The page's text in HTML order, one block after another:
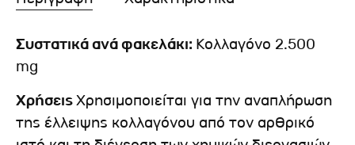
Συστατικά ανά φακελάκι: Κολλαγόνο 2.500
mg
ΧρήσειςΧρησιμοποιείται για την αναπλήρωση
της έλλειψης κολλαγόνου από τον αρθρικό